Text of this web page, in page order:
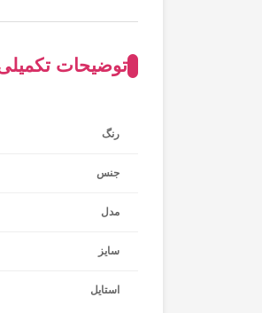
توضیحات
رنگ
جنس
مدل
سایز
استایل